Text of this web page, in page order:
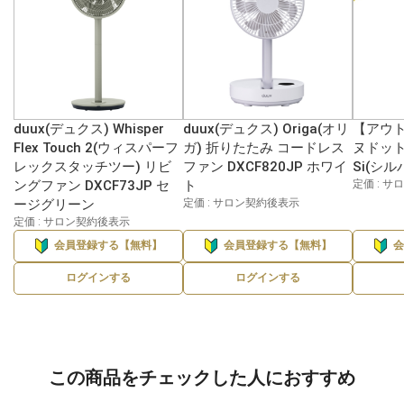
duux(デュクス) Whisper
Flex Touch 2(ウィスパーフ
レックスタッチツー) リビ
ングファン DXCF73JP セ
ージグリーン
定価 : サロン契約後表示
会員登録する【無料】
ログインする
duux(デュクス) Origa(オリ
ガ) 折りたたみ コードレス
ファン DXCF820JP ホワイ
ト
定価 : サロン契約後表示
会員登録する【無料】
ログインする
【アウ
ヌドッ
Si(シル
定価 : サ
この商品をチェックした人におすすめ